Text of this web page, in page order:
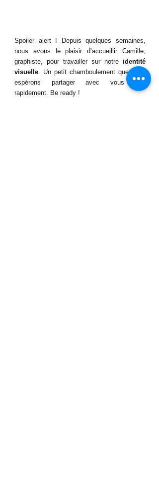
Spoiler alert ! Depuis quelques semaines,
nous avons le plaisir d’accueillir Camille,
graphiste, pour travailler sur notre identité
visuelle. Un petit chamboulement que nous
espérons partager avec vous très
rapidement. Be ready !